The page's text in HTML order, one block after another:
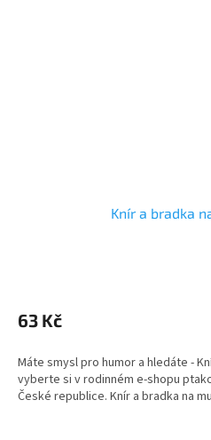
Knír a bradka
je
z
5
hvězdiček.
63 Kč
Máte smysl pro humor a hledáte -
vyberte si v rodinném e-shopu
České republice. Knír a bradka na